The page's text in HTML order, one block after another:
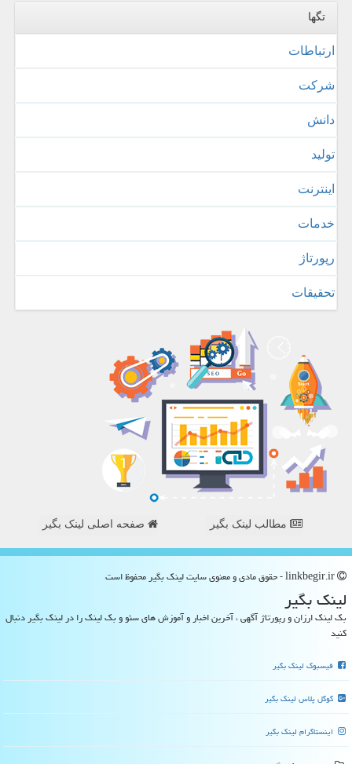
تگها
ارتباطات
شركت
دانش
تولید
اینترنت
خدمات
رپورتاژ
تحقیقات
مطالب لینک بگیر صفحه اصلی لینک بگیر
لینك بگیر
بک لینک ارزان و رپورتاژ آگهی ، آخرین اخبار و آموزش های سئو و بک لینک را در لینک بگیر دنبال
کنید
فیسبوک لینک بگیر
گوگل پلاس لینک بگیر
اینستاگرام لینک بگیر